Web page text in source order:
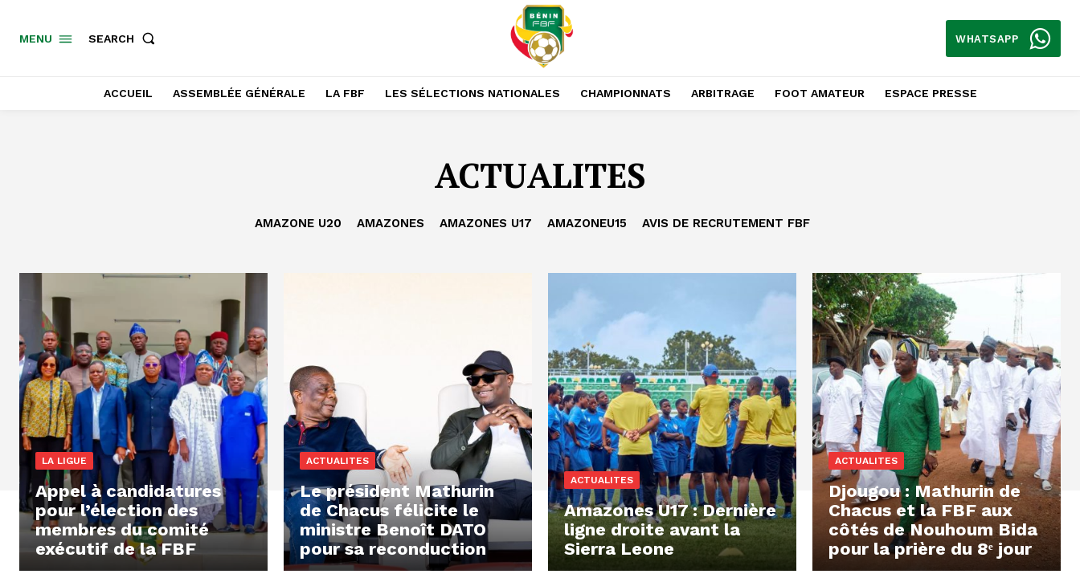
MENU SEARCH WHATSAPP
ACCUEIL ASSEMBLÉE GÉNÉRALE LA FBF LES SÉLECTIONS NATIONALES CHAMPIONNATS ARBITRAGE FOOT AMATEUR ESPACE PRESSE
ACTUALITES
AMAZONE U20 AMAZONES AMAZONES U17 AMAZONEU15 AVIS DE RECRUTEMENT FBF
LA LIGUE
Appel à candidatures
pour l’élection des
membres du comité
exécutif de la FBF
ACTUALITES
Le président Mathurin
de Chacus félicite le
ministre Benoît DATO
pour sa reconduction
ACTUALITES
Amazones U17 : Dernière
ligne droite avant la
Sierra Leone
ACTUALITES
Djougou : Mathurin de
Chacus et la FBF aux
côtés de Nouhoum Bida
pour la prière du 8ᵉ jour